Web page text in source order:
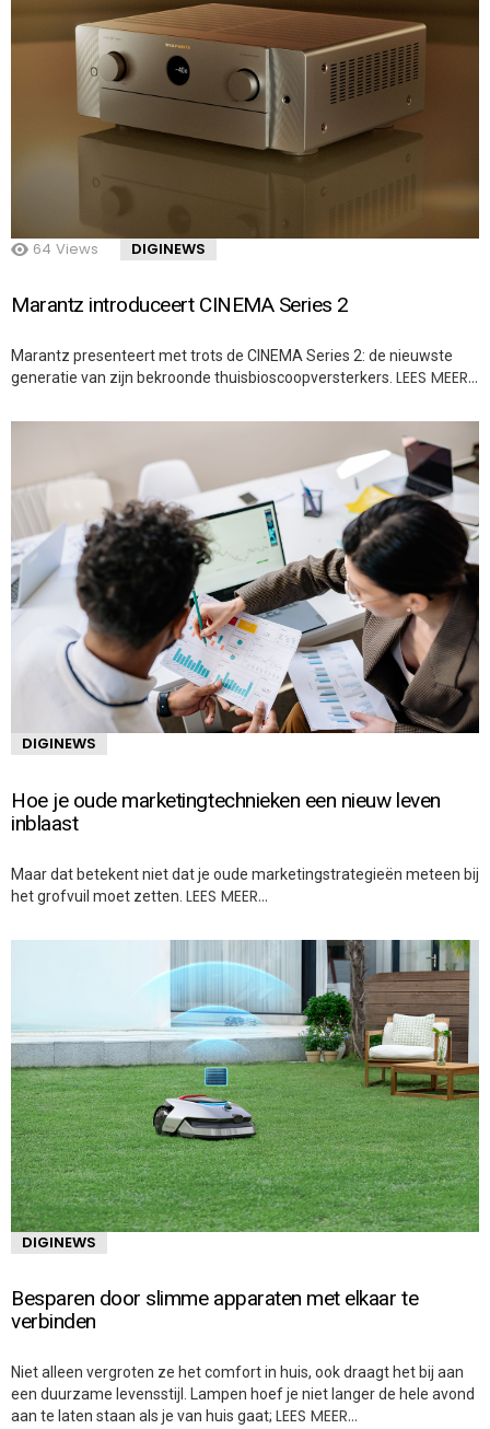
64 Views DIGINEWS
Marantz introduceert CINEMA Series 2
Marantz presenteert met trots de CINEMA Series 2: de nieuwste
generatie van zijn bekroonde thuisbioscoopversterkers. LEES MEER…
DIGINEWS
Hoe je oude marketingtechnieken een nieuw leven
inblaast
Maar dat betekent niet dat je oude marketingstrategieën meteen bij
het grofvuil moet zetten. LEES MEER…
DIGINEWS
Besparen door slimme apparaten met elkaar te
verbinden
Niet alleen vergroten ze het comfort in huis, ook draagt het bij aan
een duurzame levensstijl. Lampen hoef je niet langer de hele avond
aan te laten staan als je van huis gaat; LEES MEER…